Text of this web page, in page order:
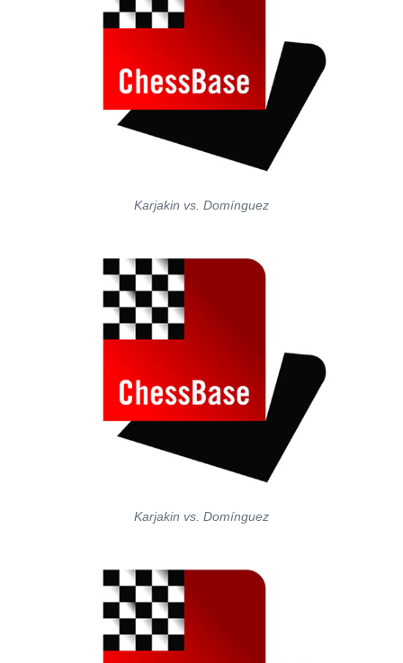
Karjakin vs. Domínguez
Karjakin vs. Domínguez